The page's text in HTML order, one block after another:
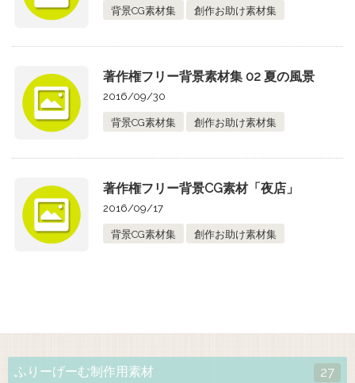
背景CG素材集 創作お助け素材集
著作権フリー背景素材集 02 夏の風景
2016/09/30
背景CG素材集 創作お助け素材集
著作権フリー背景CG素材「夜店」
2016/09/17
背景CG素材集 創作お助け素材集
ふりーげーむ制作用素材 27